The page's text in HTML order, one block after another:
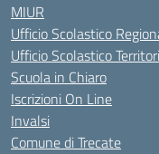
MIUR
Ufficio Scolastico
Ufficio Scolastico
Scuola in Chiaro
Iscrizioni On Line
Invalsi
Comune di Trecate